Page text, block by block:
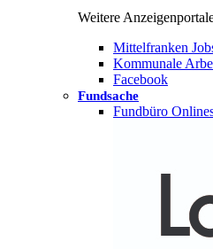
Weitere
Mittelfranken
Kommunale
Facebook
Fundsache
Fundbüro